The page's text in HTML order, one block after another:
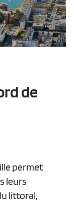
de
permet
leurs
littoral,